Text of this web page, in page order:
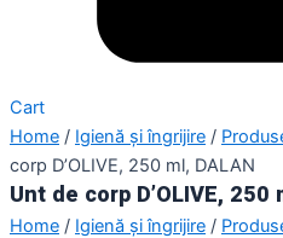
Cart
Home / Igienă și îngrijire /
corp D’OLIVE, 250 ml, DALAN
Unt de corp D’OLIVE, 250
Home / Igienă și îngrijire /